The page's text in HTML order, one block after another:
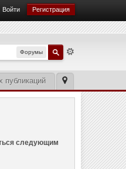
Войти Регистрация
Форумы
публикаций
следующим